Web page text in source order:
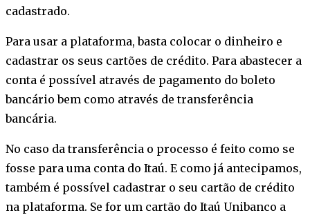
cadastrado.
Para usar a plataforma, basta colocar o dinheiro e
cadastrar os seus cartões de crédito. Para abastecer a
conta é possível através de pagamento do boleto
bancário bem como através de transferência
bancária.
No caso da transferência o processo é feito como se
fosse para uma conta do Itaú. E como já antecipamos,
também é possível cadastrar o seu cartão de crédito
na plataforma. Se for um cartão do Itaú Unibanco a